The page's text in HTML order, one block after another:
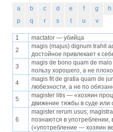
a b c d e f g h
p
q r s t u v
1
mactator — убийца
2
magis (majus) dignum trahit
достойное привлекает к
3
magis de bono quam de
пользу хорошего, а не
4
magis fit de gratia quam de
любезности, а не по
5
magister litis — «хозяин
движение тяжбы в суде или
6
magister rerum usus;
познаются в
(«употребление — хозяин